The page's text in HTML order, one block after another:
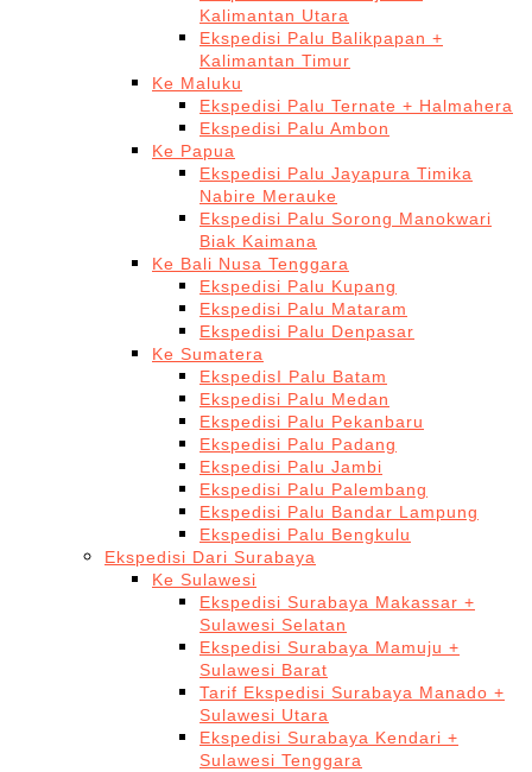
Kalimantan Utara
Ekspedisi Palu Balikpapan +
Kalimantan Timur
Ke Maluku
Ekspedisi Palu Ternate + Halmahera
Ekspedisi Palu Ambon
Ke Papua
Ekspedisi Palu Jayapura Timika
Nabire Merauke
Ekspedisi Palu Sorong Manokwari
Biak Kaimana
Ke Bali Nusa Tenggara
Ekspedisi Palu Kupang
Ekspedisi Palu Mataram
Ekspedisi Palu Denpasar
Ke Sumatera
EkspedisI Palu Batam
Ekspedisi Palu Medan
Ekspedisi Palu Pekanbaru
Ekspedisi Palu Padang
Ekspedisi Palu Jambi
Ekspedisi Palu Palembang
Ekspedisi Palu Bandar Lampung
Ekspedisi Palu Bengkulu
Ekspedisi Dari Surabaya
Ke Sulawesi
Ekspedisi Surabaya Makassar +
Sulawesi Selatan
Ekspedisi Surabaya Mamuju +
Sulawesi Barat
Tarif Ekspedisi Surabaya Manado +
Sulawesi Utara
Ekspedisi Surabaya Kendari +
Sulawesi Tenggara